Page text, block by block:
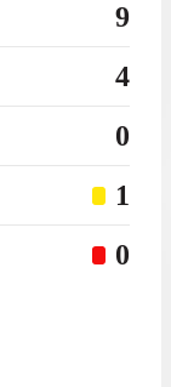
9
4
0
1
0